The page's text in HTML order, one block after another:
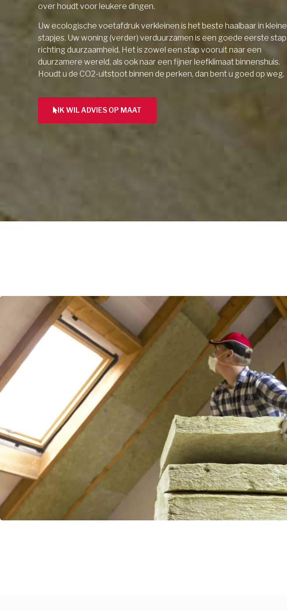
over houdt voor leukere dingen.
Uw ecologische voetafdruk verkleinen is het beste haalbaar in kleine
stapjes. Uw woning (verder) verduurzamen is een goede eerste stap
richting duurzaamheid. Het is zowel een stap vooruit naar een
duurzamere wereld, als ook naar een fijner leefklimaat binnenshuis.
Houdt u de CO2-uitstoot binnen de perken, dan bent u goed op weg.
IK WIL ADVIES OP MAAT